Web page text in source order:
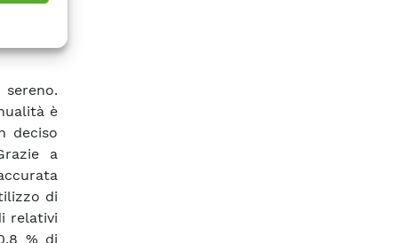
sia
è
deciso
a
di
relativi
% di